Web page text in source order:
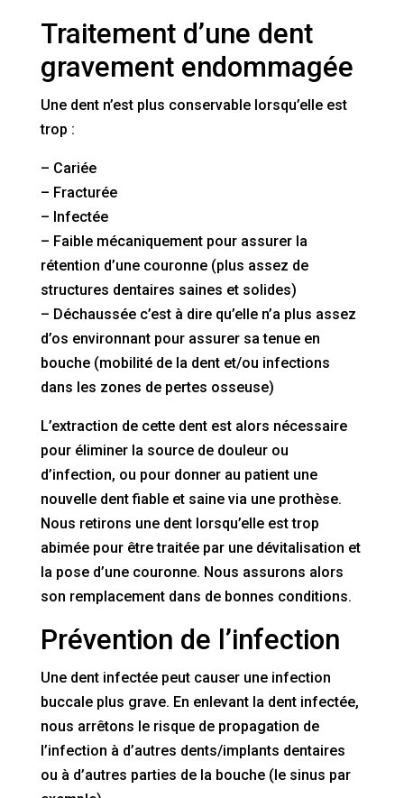
Traitement d’une dent
gravement endommagée
Une dent n’est plus conservable lorsqu’elle est
trop :
– Cariée
– Fracturée
– Infectée
– Faible mécaniquement pour assurer la
rétention d’une couronne (plus assez de
structures dentaires saines et solides)
– Déchaussée c’est à dire qu’elle n’a plus assez
d’os environnant pour assurer sa tenue en
bouche (mobilité de la dent et/ou infections
dans les zones de pertes osseuse)
L’extraction de cette dent est alors nécessaire
pour éliminer la source de douleur ou
d’infection, ou pour donner au patient une
nouvelle dent fiable et saine via une prothèse.
Nous retirons une dent lorsqu’elle est trop
abimée pour être traitée par une dévitalisation et
la pose d’une couronne. Nous assurons alors
son remplacement dans de bonnes conditions.
Prévention de l’infection
Une dent infectée peut causer une infection
buccale plus grave. En enlevant la dent infectée,
nous arrêtons le risque de propagation de
l’infection à d’autres dents/implants dentaires
ou à d’autres parties de la bouche (le sinus par